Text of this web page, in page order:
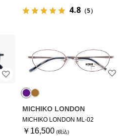
4.8 （5）
MICHIKO LONDON
MICHIKO LONDON ML-02
￥16,500